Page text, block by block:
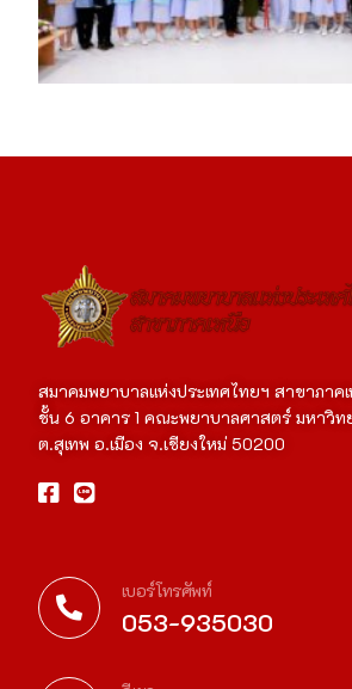
สมาคมพยาบาลแห่งประเทศไทยฯ สาขาภาค
ชั้น 6 อาคาร 1 คณะพยาบาลศาสตร์ มหาวิท
ต.สุเทพ อ.เมือง จ.เชียงใหม่ 50200
เบอร์โทรศัพท์
053-935030